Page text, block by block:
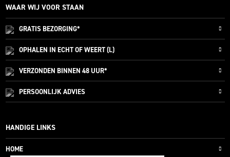
WAAR WIJ VOOR STAAN
GRATISBEZORGING*
OPHALEN IN ECHT OF WEERT (L)
VERZONDEN BINNEN 48 UUR*
PERSOONLIJKADVIES
HANDIGE LINKS
HOME